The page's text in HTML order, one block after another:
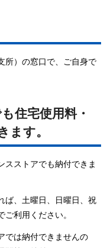
所）の窓口で、ご自身で
住宅使用料・
ます。
スストアでも納付できま
ば、土曜日、日曜日、祝
利用ください。
では納付できませんの